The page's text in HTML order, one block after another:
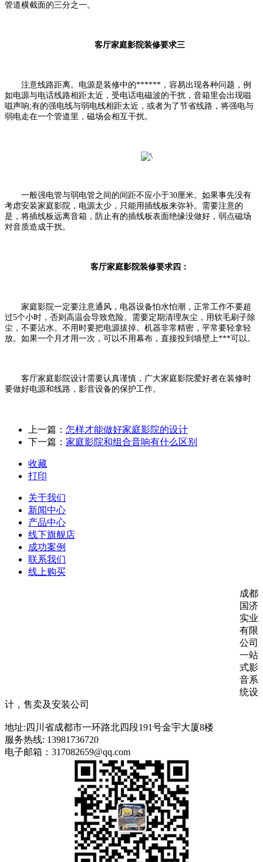
管道横截面的三分之一。
客厅家庭影院装修要求三
注意线路距离。电源是装修中的******，容易出现各种问题，例
如电源与电话线路相距太近，受电话电磁波的干扰，音箱里会出现嗞
嗞声响;有的强电线与弱电线相距太近，或者为了节省线路，将强电与
弱电走在一个管道里，磁场会相互干扰。
一般强电管与弱电管之间的间距不应小于30厘米。如果事先没有
考虑安装家庭影院，电源太少，只能用插线板来弥补。需要注意的
是，将插线板远离音箱，防止有的插线板表面绝缘没做好，弱点磁场
对音质造成干扰。
客厅家庭影院装修要求四：
家庭影院一定要注意通风，电器设备怕水怕潮，正常工作不要超
过5个小时，否则高温会导致危险。需要定期清理灰尘，用软毛刷子除
尘，不要沾水。不用时要把电源拔掉。机器非常精密，平常要轻拿轻
放。如果一个月才用一次，可以不用幕布，直接投到墙壁上***可以。
客厅家庭影院设计需要认真谨慎，广大家庭影院爱好者在装修时
要做好电源和线路，影音设备的保护工作。
上一篇： 怎样才能做好家庭影院的设计
下一篇： 家庭影院和组合音响有什么区别
收藏
打印
关于我们
新闻中心
产品中心
线下旗舰店
成功案例
联系我们
线上购买
成都
国济
实业
有限
公司
一站
式影
音系
统设
计，售卖及安装公司
地址:四川省成都市一环路北四段191号金宇大厦8楼
服务热线: 13981736720
电子邮箱：317082659@qq.com